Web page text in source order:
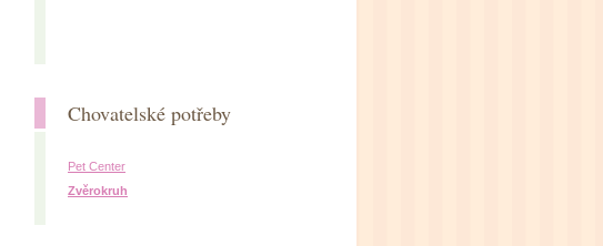
Chovatelské potřeby
Pet Center
Zvěrokruh